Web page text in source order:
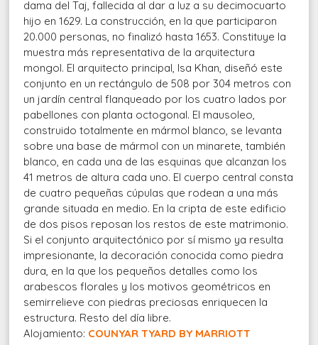
dama del Taj, fallecida al dar a luz a su decimocuarto
hijo en 1629. La construcción, en la que participaron
20.000 personas, no finalizó hasta 1653. Constituye la
muestra más representativa de la arquitectura
mongol. El arquitecto principal, Isa Khan, diseñó este
conjunto en un rectángulo de 508 por 304 metros con
un jardín central flanqueado por los cuatro lados por
pabellones con planta octogonal. El mausoleo,
construido totalmente en mármol blanco, se levanta
sobre una base de mármol con un minarete, también
blanco, en cada una de las esquinas que alcanzan los
41 metros de altura cada uno. El cuerpo central consta
de cuatro pequeñas cúpulas que rodean a una más
grande situada en medio. En la cripta de este edificio
de dos pisos reposan los restos de este matrimonio.
Si el conjunto arquitectónico por sí mismo ya resulta
impresionante, la decoración conocida como piedra
dura, en la que los pequeños detalles como los
arabescos florales y los motivos geométricos en
semirrelieve con piedras preciosas enriquecen la
estructura. Resto del día libre.
Alojamiento: COUNYAR TYARD BY MARRIOTT